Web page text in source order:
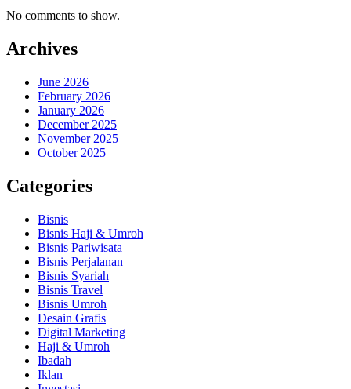
No comments to show.
Archives
June 2026
February 2026
January 2026
December 2025
November 2025
October 2025
Categories
Bisnis
Bisnis Haji & Umroh
Bisnis Pariwisata
Bisnis Perjalanan
Bisnis Syariah
Bisnis Travel
Bisnis Umroh
Desain Grafis
Digital Marketing
Haji & Umroh
Ibadah
Iklan